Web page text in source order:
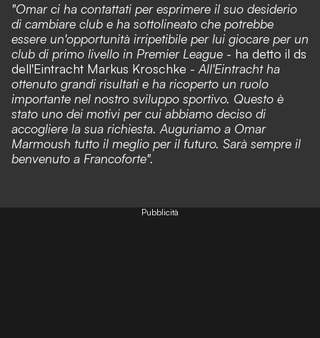
"Omar ci ha contattati per esprimere il suo desiderio
di cambiare club e ha sottolineato che potrebbe
essere un'opportunità irripetibile per lui giocare per un
club di primo livello in Premier League - ha detto il ds
dell'Eintracht Markus Kroschke - All'Eintracht ha
ottenuto grandi risultati e ha ricoperto un ruolo
importante nel nostro sviluppo sportivo. Questo è
stato uno dei motivi per cui abbiamo deciso di
accogliere la sua richiesta. Auguriamo a Omar
Marmoush tutto il meglio per il futuro. Sarà sempre il
benvenuto a Francoforte".
Pubblicità